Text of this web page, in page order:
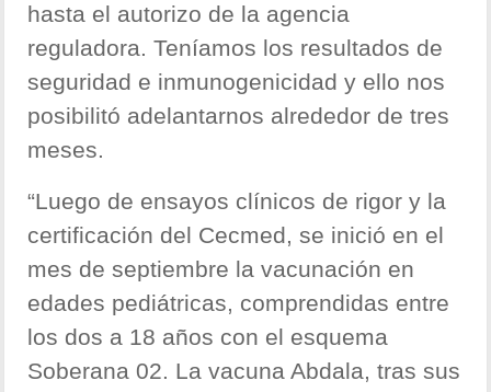
hasta el autorizo de la agencia
reguladora. Teníamos los resultados de
seguridad e inmunogenicidad y ello nos
posibilitó adelantarnos alrededor de tres
meses.
“Luego de ensayos clínicos de rigor y la
certificación del Cecmed, se inició en el
mes de septiembre la vacunación en
edades pediátricas, comprendidas entre
los dos a 18 años con el esquema
Soberana 02. La vacuna Abdala, tras sus